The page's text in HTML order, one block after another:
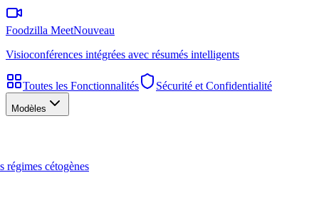
Foodzilla MeetNouveau
Visioconférences intégrées avec résumés intelligents
Toutes les Fonctionnalités Sécurité et Confidentialité
Modèles
régimes cétogènes